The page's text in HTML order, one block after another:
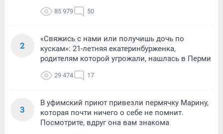
85 979 50
2
«Свяжись с нами или получишь дочь по
кускам»: 21-летняя екатеринбурженка,
родителям которой угрожали, нашлась в Перми
29 474 17
3
В уфимский приют привезли пермячку Марину,
которая почти ничего о себе не помнит.
Посмотрите, вдруг она вам знакома